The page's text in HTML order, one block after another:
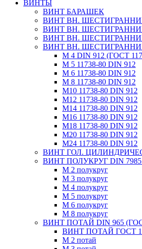
ВИНТЫ
ВИНТ БАРАШЕК
ВИНТ ВН.
ВИНТ ВН.
ВИНТ ВН.
ВИНТ ВН.
М 4 DIN 912 (ГОСТ
М 5 11738-80 DIN 912
М 6 11738-80 DIN 912
М 8 11738-80 DIN 912
М10 11738-80 DIN 912
М12 11738-80 DIN 912
М14 11738-80 DIN 912
М16 11738-80 DIN 912
М18 11738-80 DIN 912
М20 11738-80 DIN 912
М24 11738-80 DIN 912
ВИНТ ГОЛ.
ВИНТ ПОЛУКРУГ DIN 7985
М 2 полукруг
М 3 полукруг
М 4 полукруг
М 5 полукруг
М 6 полукруг
М 8 полукруг
ВИНТ ПОТАЙ DIN 965
ВИНТ ПОТАЙ ГОСТ
М 2 потай